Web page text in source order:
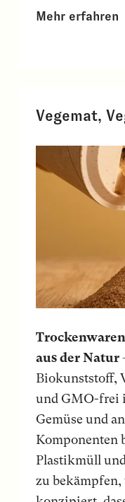
Mehr erfahren
Vegemat,
aus der Natur
Biokunststoff,
und GMO-frei
Gemüse und
Komponenten
Plastikmüll
zu bekämpfen,